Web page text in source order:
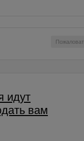
идут
вам